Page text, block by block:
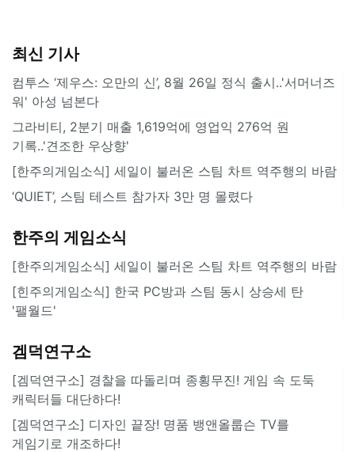
최신 기사
컴투스 ‘제우스: 오만의 신’, 8월 26일 정식 출시..'서머너즈
워' 아성 넘본다
그라비티, 2분기 매출 1,619억에 영업익 276억 원
기록..'견조한 우상향'
[한주의게임소식] 세일이 불러온 스팀 차트 역주행의 바람
‘QUIET’, 스팀 테스트 참가자 3만 명 몰렸다
한주의 게임소식
[한주의게임소식] 세일이 불러온 스팀 차트 역주행의 바람
[힌주의게임소식] 한국 PC방과 스팀 동시 상승세 탄
'팰월드'
겜덕연구소
[겜덕연구소] 경찰을 따돌리며 종횡무진! 게임 속 도둑
캐릭터들 대단하다!
[겜덕연구소] 디자인 끝장! 명품 뱅앤올룹슨 TV를
게임기로 개조하다!